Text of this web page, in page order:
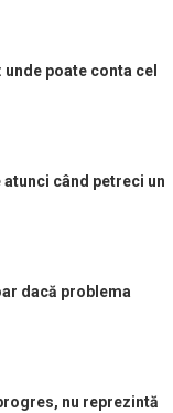
poate conta cel
când petreci un
dacă problema
nu reprezintă